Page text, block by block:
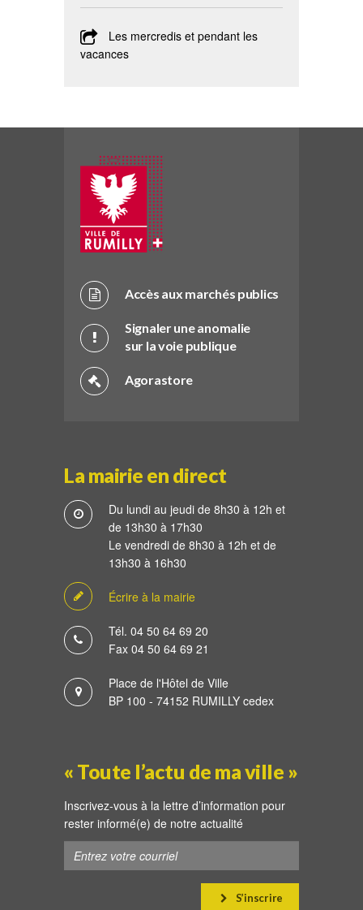
Les mercredis et pendant les
vacances
Accès aux marchés publics
Signaler une anomalie
sur la voie publique
Agorastore
La mairie en direct
Du lundi au jeudi de 8h30 à 12h et
de 13h30 à 17h30
Le vendredi de 8h30 à 12h et de
13h30 à 16h30
Écrire à la mairie
Tél. 04 50 64 69 20
Fax 04 50 64 69 21
Place de l'Hôtel de Ville
BP 100 - 74152 RUMILLY cedex
« Toute l’actu de ma ville »
Inscrivez-vous à la lettre d’information pour
rester informé(e) de notre actualité
S’inscrire